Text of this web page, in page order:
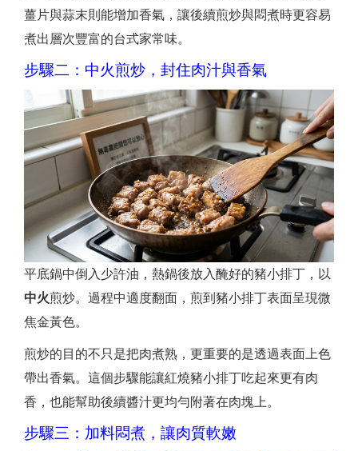
薑片與蒜末則能增加香氣，讓後續煎炒與悶煮時更容易
煮出層次豐富的台式家常味。
步驟二：中火煎炒，封住肉汁與香氣
平底鍋中倒入少許油，熱鍋後放入醃好的豬小排丁，以
中火煎炒。過程中適度翻面，煎到豬小排丁表面呈現微
焦金黃色。
煎炒的目的不只是把肉煮熟，更重要的是透過表面上色
帶出香氣。這個步驟能讓紅燒豬小排丁吃起來更有肉
香，也能幫助後續醬汁更均勻附著在肉塊上。
步驟三：加料悶煮，讓肉質軟嫩